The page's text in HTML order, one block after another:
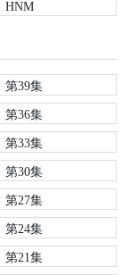
HNM
第39集
第36集
第33集
第30集
第27集
第24集
第21集